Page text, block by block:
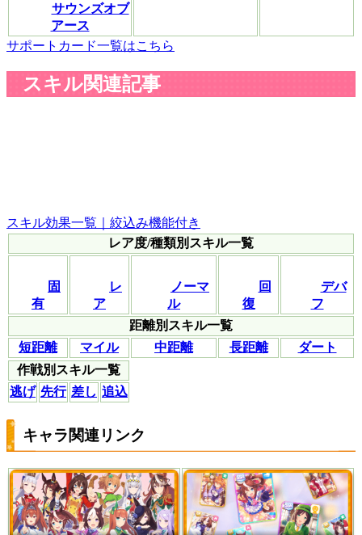
サウンズオブ
アース
サポートカード一覧はこちら
スキル関連記事
スキル効果一覧｜絞込み機能付き
レア度/種類別スキル一覧
固
有
レ
ア
ノーマ
ル
回
復
デバ
フ
距離別スキル一覧
短距離
マイル 中距離 長距離
ダート
作戦別スキル一覧
逃げ 先行 差し 追込
キャラ関連リンク